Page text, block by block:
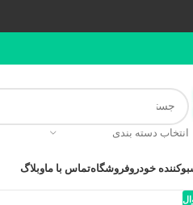
انتخاب دسته بندی
خودروفروشگاهتماس با ماوبلاگ